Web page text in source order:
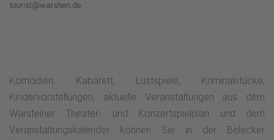
tourist@warstein.de
Komödien, Kabarett, Lustspiele, Kriminalstücke,
Kindervorstellungen, aktuelle Veranstaltungen aus dem
Warsteiner Theater- und Konzertspielplan und dem
Veranstaltungskalender können Sie in der Belecker